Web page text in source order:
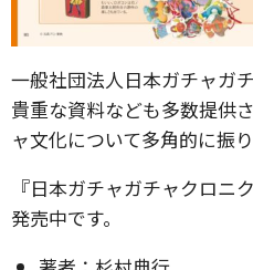
一般社団法人日本ガチャガ
貴重な資料なども多数提供
ャ文化について多角的に振
『日本ガチャガチャクロニ
発売中です。